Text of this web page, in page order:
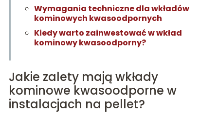
Wymagania techniczne dla wkładów
kominowych kwasoodpornych
Kiedy warto zainwestować w wkład
kominowy kwasoodporny?
Jakie zalety mają wkłady
kominowe kwasoodporne w
instalacjach na pellet?